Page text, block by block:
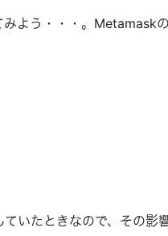
みよう・・・。Metamask
いたときなので、その影